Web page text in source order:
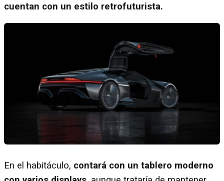
cuentan con un estilo retrofuturista.
En el habitáculo, contará con un tablero moderno